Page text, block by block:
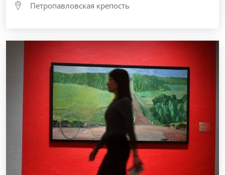
Петропавловская крепость